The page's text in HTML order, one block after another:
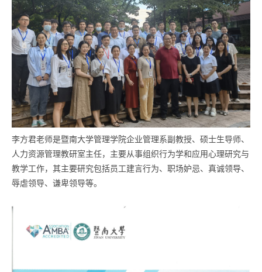
李方君老师是暨南大学管理学院企业管理系副教授、硕士生导师、
人力资源管理教研室主任，主要从事组织行为学和应用心理研究与
教学工作，其主要研究包括员工建言行为、职场妒忌、真诚领导、
辱虐领导、谦卑领导等。